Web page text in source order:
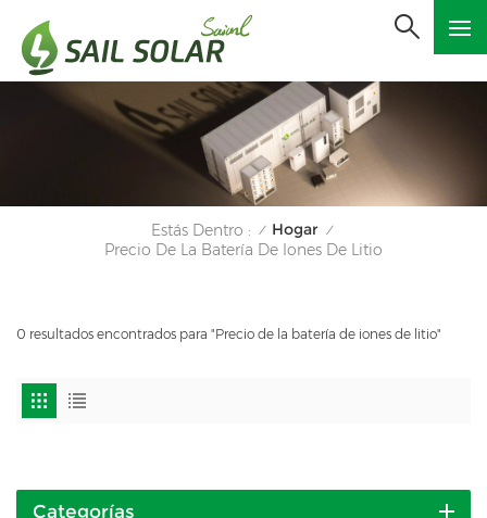
Estás Dentro : / Hogar /
Precio De La Batería De Iones De Litio
0 resultados encontrados para "Precio de la batería de iones de litio"
Categorías